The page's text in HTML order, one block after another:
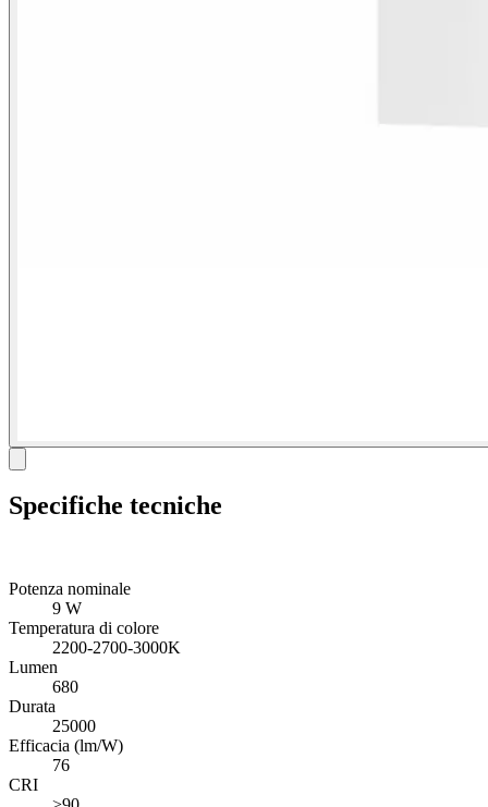
Specifiche tecniche
Potenza nominale
9 W
Temperatura di colore
2200-2700-3000K
Lumen
680
Durata
25000
Efficacia (lm/W)
76
CRI